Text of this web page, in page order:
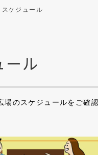
スケジュール
ール
場のスケジュールをご確